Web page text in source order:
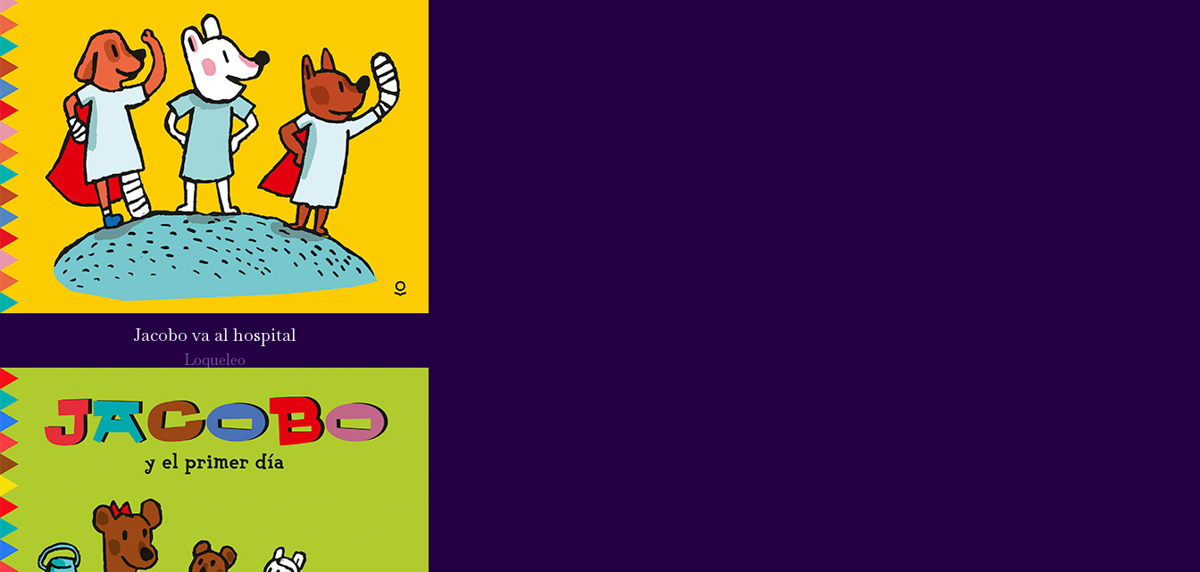
Jacobo va al hospital
Loqueleo